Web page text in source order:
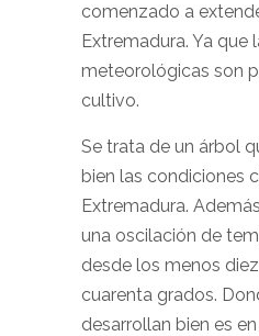
comenzado a
Extremadura. Ya que
meteorológicas son
cultivo.
Se trata de un árbol
bien las condiciones
Extremadura.
una oscilación de
desde los menos
cuarenta grados.
desarrollan bien es